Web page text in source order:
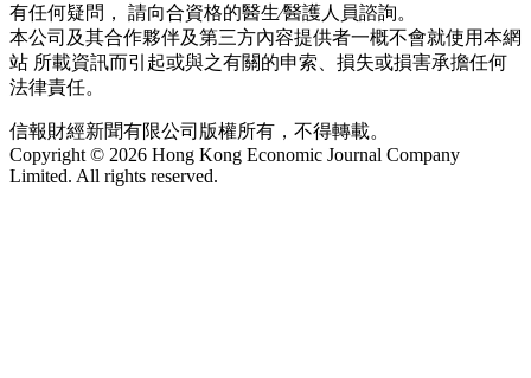
有任何疑問， 請向合資格的醫生∕醫護人員諮詢。
本公司及其合作夥伴及第三方內容提供者一概不會就使用本網
站 所載資訊而引起或與之有關的申索、損失或損害承擔任何
法律責任。
信報財經新聞有限公司版權所有，不得轉載。
Copyright © 2026 Hong Kong Economic Journal Company
Limited. All rights reserved.